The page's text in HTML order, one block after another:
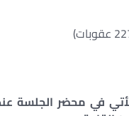
في محضر الجلسة